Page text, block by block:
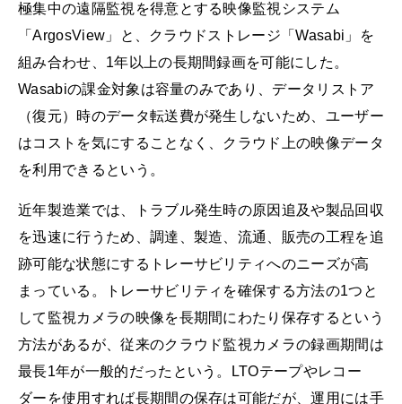
極集中の遠隔監視を得意とする映像監視システム
「ArgosView」と、クラウドストレージ「Wasabi」を
組み合わせ、1年以上の長期間録画を可能にした。
Wasabiの課金対象は容量のみであり、データリストア
（復元）時のデータ転送費が発生しないため、ユーザー
はコストを気にすることなく、クラウド上の映像データ
を利用できるという。
近年製造業では、トラブル発生時の原因追及や製品回収
を迅速に行うため、調達、製造、流通、販売の工程を追
跡可能な状態にするトレーサビリティへのニーズが高
まっている。トレーサビリティを確保する方法の1つと
して監視カメラの映像を長期間にわたり保存するという
方法があるが、従来のクラウド監視カメラの録画期間は
最長1年が一般的だったという。LTOテープやレコー
ダーを使用すれば長期間の保存は可能だが、運用には手